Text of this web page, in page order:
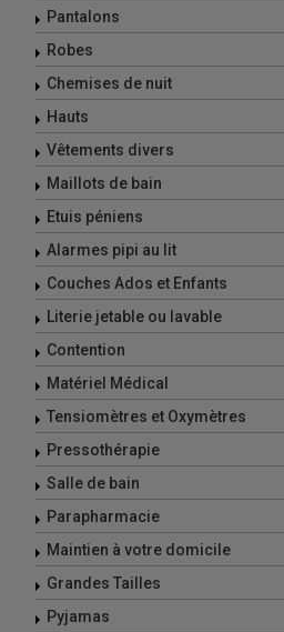
Pantalons
Robes
Chemises de nuit
Hauts
Vêtements divers
Maillots de bain
Etuis péniens
Alarmes pipi au lit
Couches Ados et Enfants
Literie jetable ou lavable
Contention
Matériel Médical
Tensiomètres et Oxymètres
Pressothérapie
Salle de bain
Parapharmacie
Maintien à votre domicile
Grandes Tailles
Pyjamas